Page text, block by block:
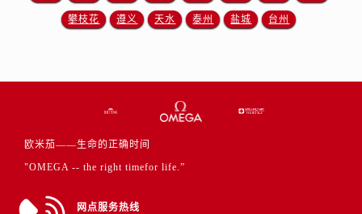
江苏省连云港市海州区通灌北路欧米茄售后服务中心（需提前预约）
攀枝花 遵义 天水 泰州 盐城 台州
欧米茄——生命的正确时间
"OMEGA -- the right timefor life.”
网点服务热线